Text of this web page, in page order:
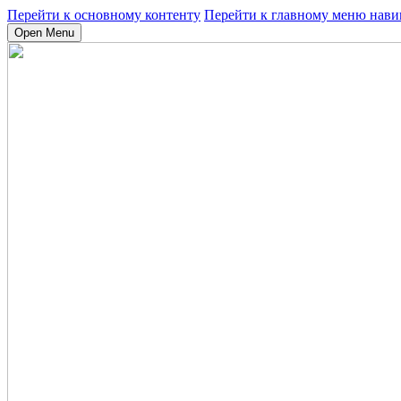
Перейти к основному контенту Перейти к главному меню
Open Menu